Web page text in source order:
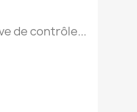
de contrôle...